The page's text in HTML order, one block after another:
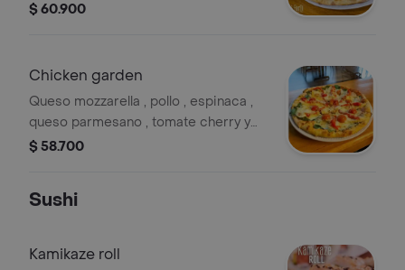
$ 60.900
Chicken garden
Queso mozzarella , pollo , espinaca ,
queso parmesano , tomate cherry y
pimentones ahumados
$ 58.700
Sushi
Kamikaze roll